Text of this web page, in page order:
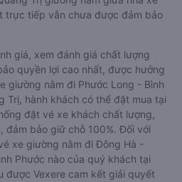
trực tiếp vẫn chưa được đảm bảo
giá, xem đánh giá chất lượng
quyền lợi cao nhất, được hưởng
giường nằm đi Phước Long - Bình
Trị, hành khách có thể đặt mua tại
đặt vé xe khách chất lượng,
đảm bảo giữ chỗ 100%. Đối với
xe giường nằm đi Đông Hà -
Phước nào của quý khách tại
được Vexere cam kết giải quyết